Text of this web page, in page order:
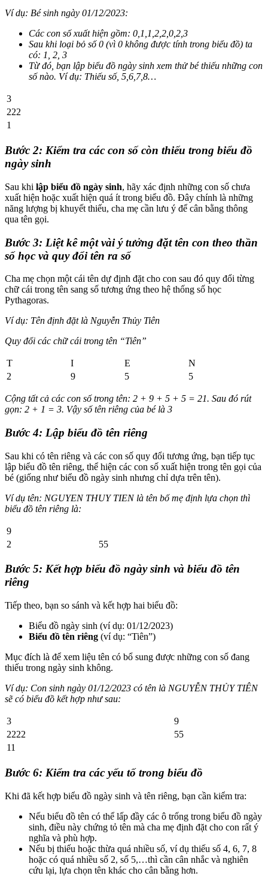
Ví dụ: Bé sinh ngày 01/12/2023:
Các con số xuất hiện gồm: 0,1,1,2,2,0,2,3
Sau khi loại bỏ số 0 (vì 0 không được tính trong biểu đồ) ta
có: 1, 2, 3
Từ đó, bạn lập biểu đồ ngày sinh xem thử bé thiếu những con
số nào. Ví dụ: Thiếu số, 5,6,7,8…
3
222
1
Bước 2: Kiểm tra các con số còn thiếu trong biểu đồ
ngày sinh
Sau khi lập biểu đồ ngày sinh, hãy xác định những con số chưa
xuất hiện hoặc xuất hiện quá ít trong biểu đồ. Đây chính là những
năng lượng bị khuyết thiếu, cha mẹ cần lưu ý để cân bằng thông
qua tên gọi.
Bước 3: Liệt kê một vài ý tưởng đặt tên con theo thần
số học và quy đổi tên ra số
Cha mẹ chọn một cái tên dự định đặt cho con sau đó quy đổi từng
chữ cái trong tên sang số tương ứng theo hệ thống số học
Pythagoras.
Ví dụ: Tên định đặt là Nguyễn Thủy Tiên
Quy đổi các chữ cái trong tên “Tiên”
T I E
N
2
9 5 5
Cộng tất cả các con số trong tên: 2 + 9 + 5 + 5 = 21. Sau đó rút
gọn: 2 + 1 = 3. Vậy số tên riêng của bé là 3
Bước 4: Lập biểu đồ tên riêng
Sau khi có tên riêng và các con số quy đổi tương ứng, bạn tiếp tục
lập biểu đồ tên riêng, thể hiện các con số xuất hiện trong tên gọi của
bé (giống như biểu đồ ngày sinh nhưng chỉ dựa trên tên).
Ví dụ tên: NGUYEN THUY TIEN là tên bố mẹ định lựa chọn thì
biểu đồ tên riêng là:
9
2
55
Bước 5: Kết hợp biểu đồ ngày sinh và biểu đồ tên
riêng
Tiếp theo, bạn so sánh và kết hợp hai biểu đồ:
Biểu đồ ngày sinh (ví dụ: 01/12/2023)
Biểu đồ tên riêng (ví dụ: “Tiên”)
Mục đích là để xem liệu tên có bổ sung được những con số đang
thiếu trong ngày sinh không.
Ví dụ: Con sinh ngày 01/12/2023 có tên là NGUYỄN THỦY TIÊN
sẽ có biểu đồ kết hợp như sau:
3
9
2222
55
11
Bước 6: Kiểm tra các yếu tố trong biểu đồ
Khi đã kết hợp biểu đồ ngày sinh và tên riêng, bạn cần kiểm tra:
Nếu biểu đồ tên có thể lấp đầy các ô trống trong biểu đồ ngày
sinh, điều này chứng tỏ tên mà cha mẹ định đặt cho con rất ý
nghĩa và phù hợp.
Nếu bị thiếu hoặc thừa quá nhiều số, ví dụ thiếu số 4, 6, 7, 8
hoặc có quá nhiều số 2, số 5,…thì cần cân nhắc và nghiên
cứu lại, lựa chọn tên khác cho cân bằng hơn.